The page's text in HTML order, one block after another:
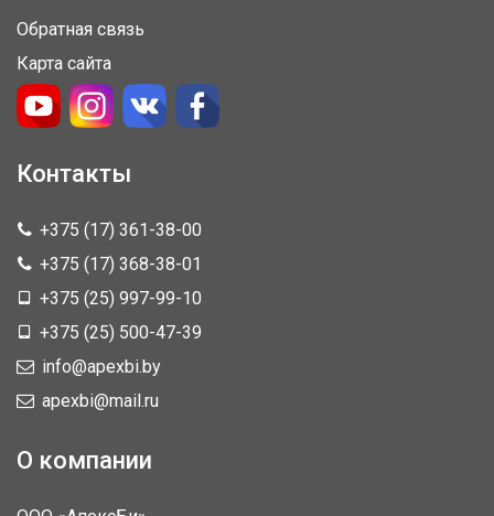
Обратная связь
Карта сайта
Контакты
+375 (17) 361-38-00
+375 (17) 368-38-01
+375 (25) 997-99-10
+375 (25) 500-47-39
info@apexbi.by
apexbi@mail.ru
О компании